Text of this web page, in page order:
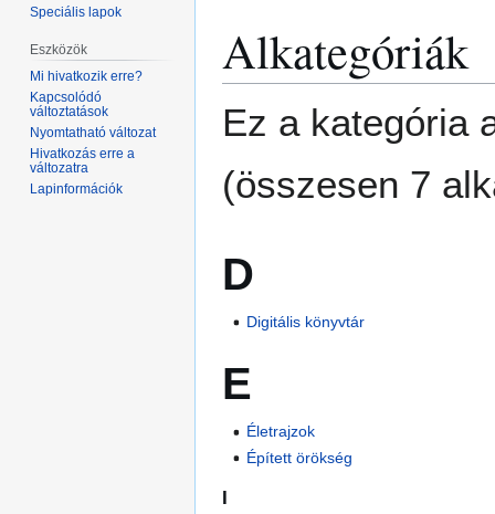
Alkategóriák
Ez a kategória
(összesen 7
D
Digitális könyvtár
E
Életrajzok
Épített örökség
I
Speciális lapok
Eszközök
Mi hivatkozik erre?
Kapcsolódó
változtatások
Nyomtatható változat
Hivatkozás erre a
változatra
Lapinformációk